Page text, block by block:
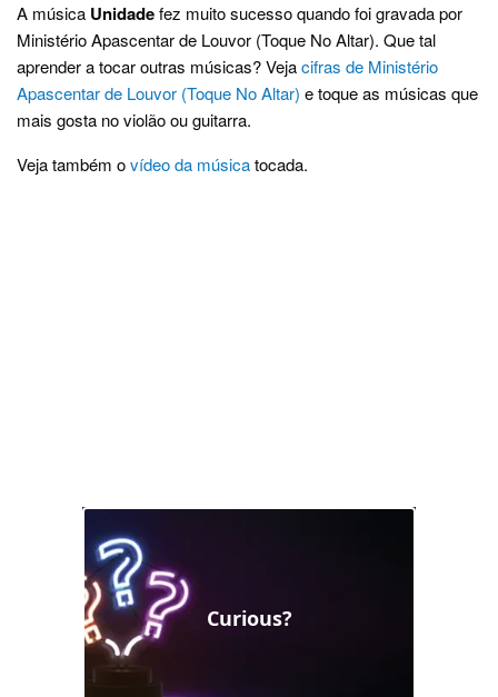
A música Unidadefez muito sucesso quando foi gravada por
Ministério Apascentar de Louvor (Toque No Altar). Que tal
aprender a tocar outras músicas? Vejacifras de Ministério
Apascentar de Louvor (Toque No Altar) e toque as músicas que
mais gosta no violão ou guitarra.
Veja também ovídeo da músicatocada.